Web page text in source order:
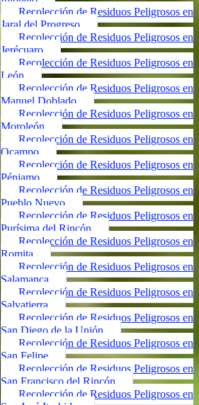
Recolección de Residuos Peligrosos en
Jaral del Progreso
Recolección de Residuos Peligrosos en
Jerécuaro
Recolección de Residuos Peligrosos en
León
Recolección de Residuos Peligrosos en
Manuel Doblado
Recolección de Residuos Peligrosos en
Moroleón
Recolección de Residuos Peligrosos en
Ocampo
Recolección de Residuos Peligrosos en
Pénjamo
Recolección de Residuos Peligrosos en
Pueblo Nuevo
Recolección de Residuos Peligrosos en
Purísima del Rincón
Recolección de Residuos Peligrosos en
Romita
Recolección de Residuos Peligrosos en
Salamanca
Recolección de Residuos Peligrosos en
Salvatierra
Recolección de Residuos Peligrosos en
San Diego de la Unión
Recolección de Residuos Peligrosos en
San Felipe
Recolección de Residuos Peligrosos en
San Francisco del Rincón
Recolección de Residuos Peligrosos en